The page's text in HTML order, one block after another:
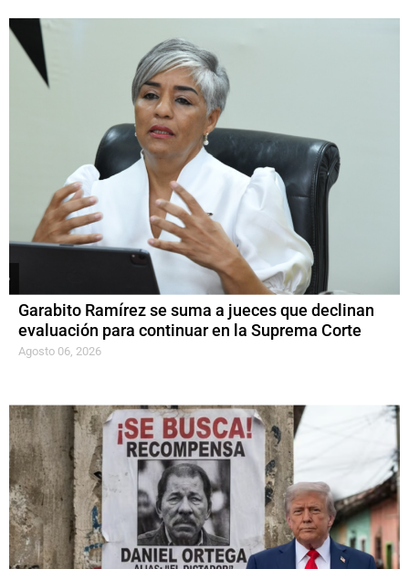
Garabito Ramírez se suma a jueces que declinan
evaluación para continuar en la Suprema Corte
Agosto 06, 2026